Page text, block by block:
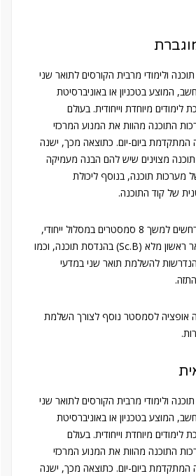
ולימודי מרבית הקורסים לתואר שני
המוצע בטכניון או באוניברסיטת
לימודים מיוחדת וייחודית. בעולם
התוכנה מהוות את המנוע המרכזי
המתקדמת ביום-יום. כתוצאה מכך, ישנה
מצוינים שיש להם הבנה מעמיקה
מערכות תוכנה, בנוסף ליכולת
של קוד התוכנה.
הלימודים בתחום זה מתרחשים למשך 8 סמסטרים במסלול ייחודי,
שמקנה לסטודנטים תואר ראשון מלא (Sc.B) בהנדסת תוכנה, וכמו
להשלמת תואר שני במדעי
אופציה לסמסטר נוסף לצורך השלמת
ולימודי מרבית הקורסים לתואר שני
המוצע בטכניון או באוניברסיטת
לימודים מיוחדת וייחודית. בעולם
התוכנה מהוות את המנוע המרכזי
המתקדמת ביום-יום. כתוצאה מכך, ישנה